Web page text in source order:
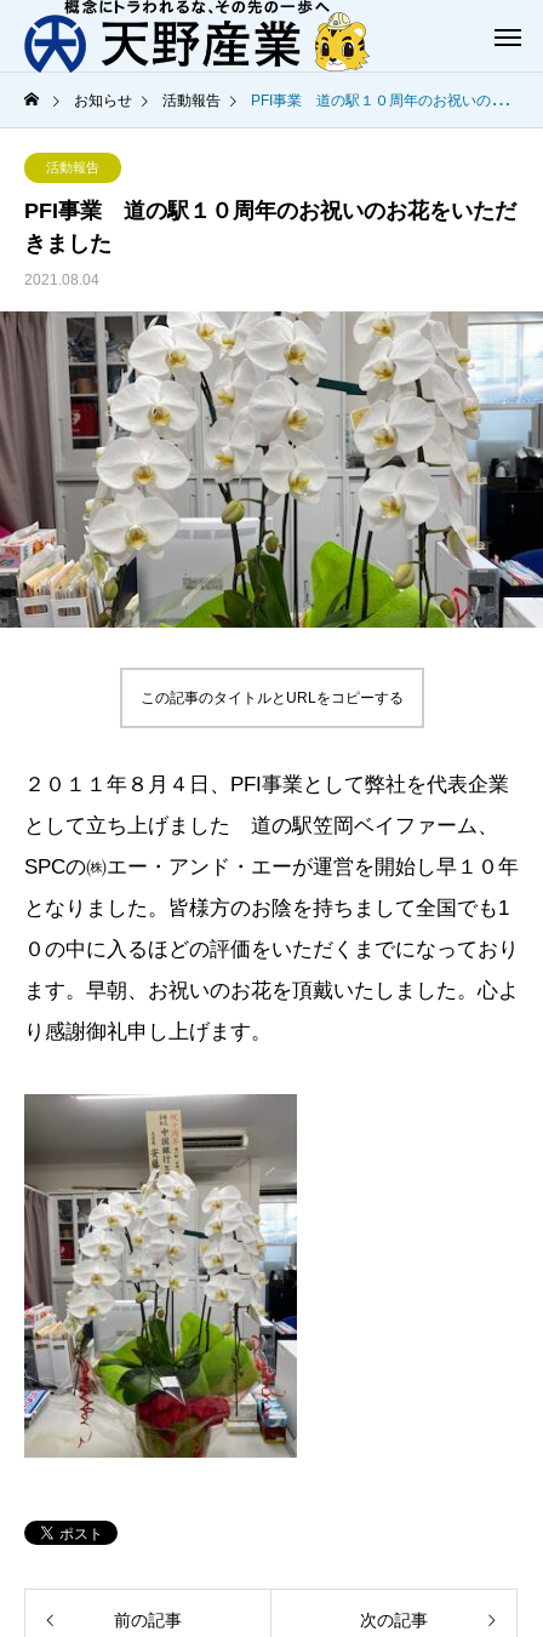
お知らせ 活動報告 PFI事業 道の駅１０周年のお祝いのお花をいただきました
活動報告
PFI事業 道の駅１０周年のお祝いのお花をいただ
きました
2021.08.04
この記事のタイトルとURLをコピーする
２０１１年８月４日、PFI事業として弊社を代表企業
として立ち上げました 道の駅笠岡ベイファーム、
SPCの㈱エー・アンド・エーが運営を開始し早１０年
となりました。皆様方のお陰を持ちまして全国でも1
０の中に入るほどの評価をいただくまでになっており
ます。早朝、お祝いのお花を頂戴いたしました。心よ
り感謝御礼申し上げます。
前の記事 次の記事